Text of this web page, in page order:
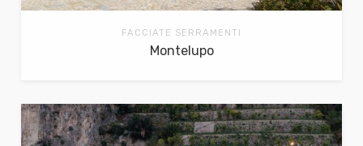
FACCIATE SERRAMENTI
Montelupo